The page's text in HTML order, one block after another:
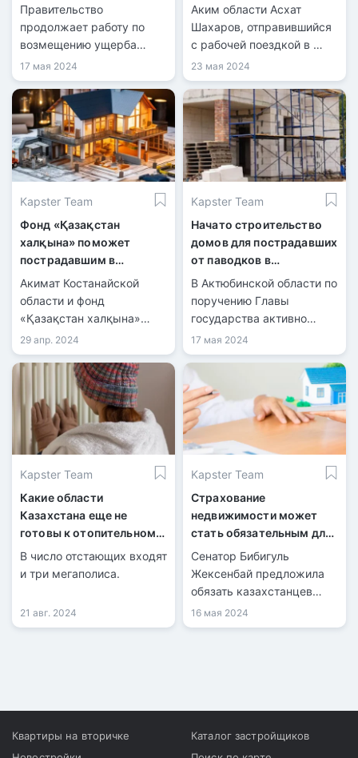
Правительство
продолжает работу по
возмещению ущерба
гражданам,
пострадавшим от
паводков.
17 мая 2024
Уилском районе
Аким области Асхат
Шахаров, отправившийся
с рабочей поездкой в ​​
Уилский район,
встретился с местными
жителями и
подрядчиками,
начавшими строительство
173 домов в селе Каратал.
23 мая 2024
Kapster Team
Фонд «Қазақстан
халқына» поможет
пострадавшим в
Костанайской области
Акимат Костанайской
области и фонд
«Қазақстан халқына»
подписали меморандум о
строительстве жилья для
пострадавших от
паводков в
Джангельдинском и
Амангельдинском
районах.
29 апр. 2024
Kapster Team
Начато строительство
домов для пострадавших
от паводков в
Темирском районе
Актюбинской области
В Актюбинской области по
поручению Главы
государства активно
восстанавливают
населенные пункты,
пострадавшие от
весеннего паводка.
17 мая 2024
Kapster Team
Какие области
Казахстана еще не
готовы к отопительному
сезону?
В число отстающих входят
и три мегаполиса.
21 авг. 2024
Kapster Team
Страхование
недвижимости может
стать обязательным для
казахстанцев
Сенатор Бибигуль
Жексенбай предложила
обязать казахстанцев
страховать
недвижимость.
16 мая 2024
Квартиры на вторичке
Каталог застройщиков